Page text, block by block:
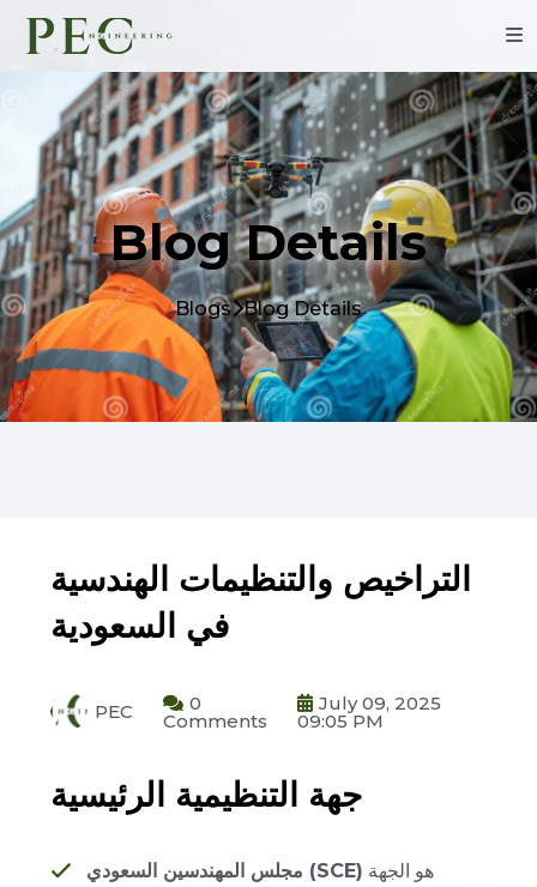
Blog Details
Blogs Blog Details
التراخيص والتنظيمات الهندسية
في السعودية
PEC 0
Comments
July 09, 2025
09:05 PM
جهة التنظيمية الرئيسية
مجلس المهندسين السعودي (SCE)